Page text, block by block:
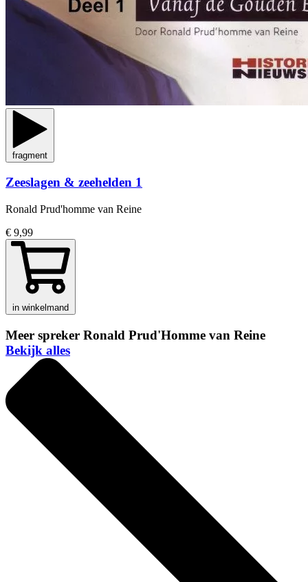
fragment
Zeeslagen & zeehelden 1
Ronald Prud'homme van Reine
€ 9,99
in winkelmand
Meer spreker Ronald Prud'Homme van Reine
Bekijk alles